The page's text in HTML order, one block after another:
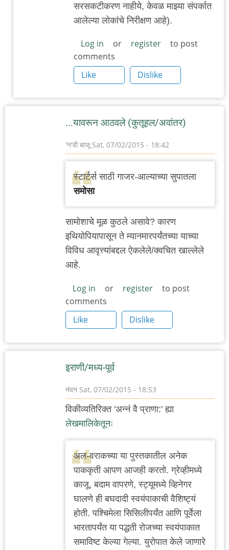
सरसकटीकरण नाहीये, केवळ माझ्या संपर्कात
आलेल्या लोकांचे निरीक्षण आहे).
Log in or register
to post
comments
Like
Dislike
...यावरून आठवले (कुतूहल/अवांतर)
'न'वी बाजूSat, 07/02/2015 - 18:42
स्टार्टर्स साठी गाजर-आल्याच्या सुपातला
समोसा
सामोशाचे मूळ कुठले असावे? कारण
इथियोपियापासून ते म्यानमारपर्यंतच्या याच्या
विविध आवृत्त्यांबद्दल ऐकलेले/क्वचित खाल्लेले
आहे.
Log in or register
to post
comments
Like
Dislike
इराणी/मध्य-पूर्व
नंदन Sat, 07/02/2015 - 18:53
विकीव्यतिरिक्त 'अन्नं वै प्राणा:' ह्या
लेखमालिकेतूनः
अल-वराकच्या या पुस्तकातील अनेक
पाककृती आपण आजही करतो. ग्रेव्हीमध्ये
काजू, बदाम वापरणे, स्ट्यूमध्ये व्हिनेगर
घालणे ही बघदादी स्वयंपाकाची वैशिष्ट्यं
होती. पश्चिमेला सिसिलीपर्यंत आणि पूर्वेला
भारतापर्यंत या पद्धती रोजच्या स्वयंपाकात
समाविष्ट केल्या गेल्या. युरोपात केले जाणारे